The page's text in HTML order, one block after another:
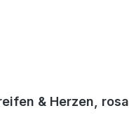
& Herzen, rosa